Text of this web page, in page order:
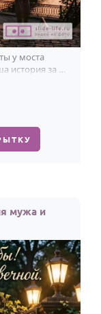
у моста
история за 6
мужа и